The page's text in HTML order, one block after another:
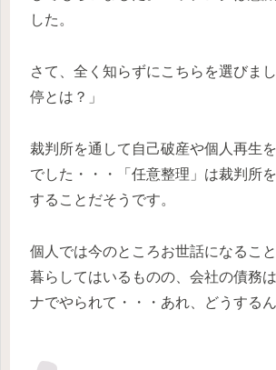
した。
さて、全く知らずにこちらを選びま
停とは？」
裁判所を通して自己破産や個人再生
でした・・・「任意整理」は裁判所
することだそうです。
個人では今のところお世話になるこ
暮らしてはいるものの、会社の債務
ナでやられて・・・あれ、どうする